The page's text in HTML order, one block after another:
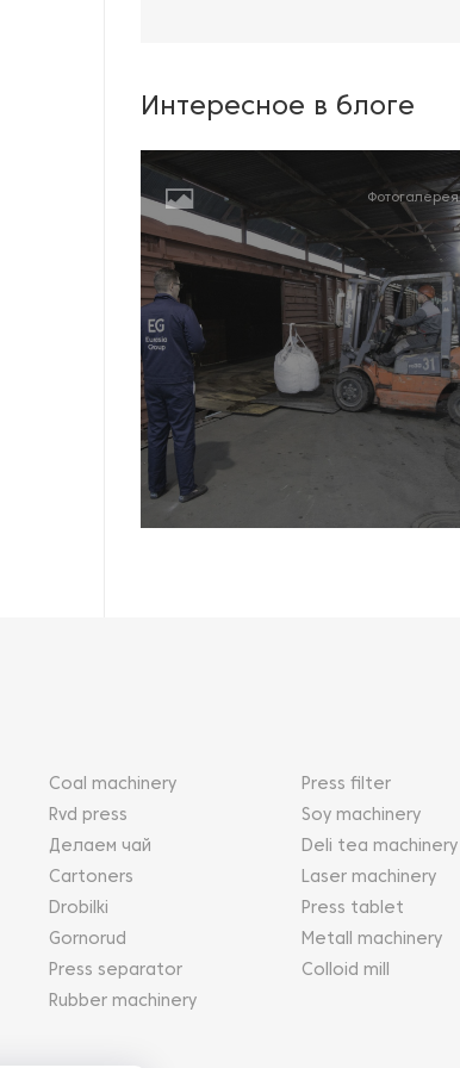
Интересное в блоге
Фотогалерея
Coal machinery
Rvd press
Делаем чай
Cartoners
Drobilki
Gornorud
Press separator
Rubber machinery
Press filter
Soy machinery
Deli tea machinery
Laser machinery
Press tablet
Metall machinery
Colloid mill